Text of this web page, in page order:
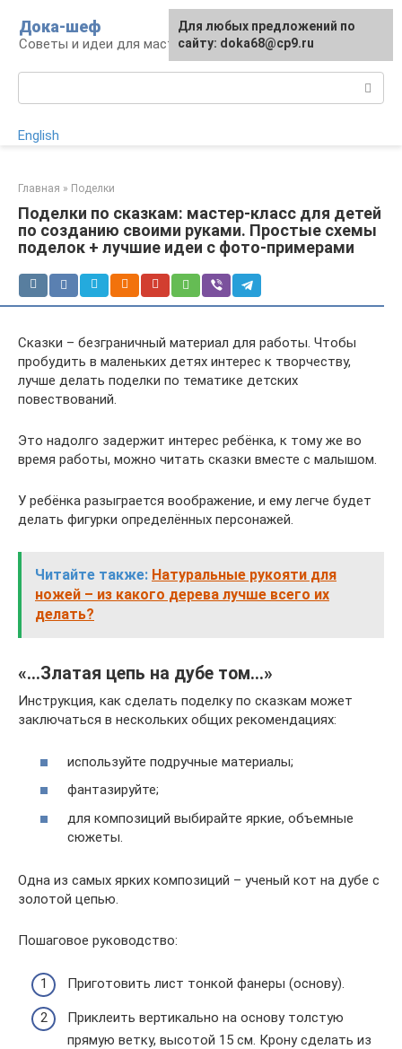
контенту
Дока-шеф
Советы и идеи для мастеров и мастериц
English
Главная » Поделки
Поделки по сказкам: мастер-класс для детей
по созданию своими руками. Простые схемы
поделок + лучшие идеи с фото-примерами
Сказки – безграничный материал для работы. Чтобы
пробудить в маленьких детях интерес к творчеству,
лучше делать поделки по тематике детских
повествований.
Это надолго задержит интерес ребёнка, к тому же во
время работы, можно читать сказки вместе с малышом.
У ребёнка разыграется воображение, и ему легче будет
делать фигурки определённых персонажей.
Читайте также: Натуральные рукояти для
ножей – из какого дерева лучше всего их
делать?
«…Златая цепь на дубе том…»
Инструкция, как сделать поделку по сказкам может
заключаться в нескольких общих рекомендациях:
используйте подручные материалы;
фантазируйте;
для композиций выбирайте яркие, объемные
сюжеты.
Одна из самых ярких композиций – ученый кот на дубе с
золотой цепью.
Пошаговое руководство:
Приготовить лист тонкой фанеры (основу).
Приклеить вертикально на основу толстую
прямую ветку, высотой 15 см. Крону сделать из
Для любых предложений по
сайту: doka68@cp9.ru